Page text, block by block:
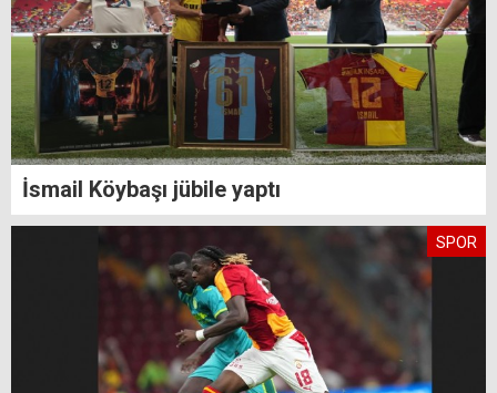
İsmail Köybaşı jübile yaptı
SPOR